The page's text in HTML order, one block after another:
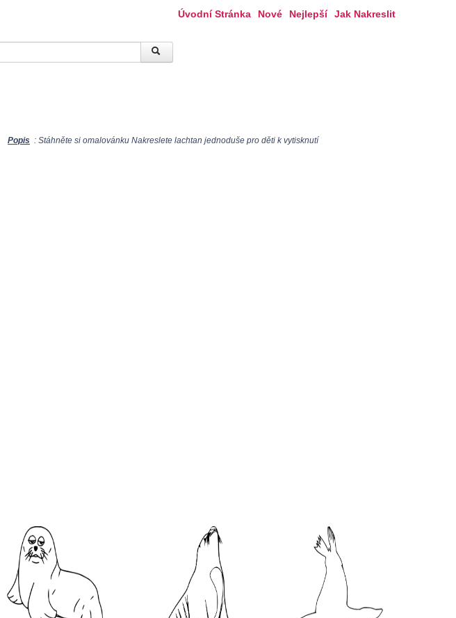
Úvodní Stránka Nové Nejlepší Jak Nakreslit
Popis : Stáhněte si omalovánku Nakreslete lachtan jednoduše pro děti k vytisknutí